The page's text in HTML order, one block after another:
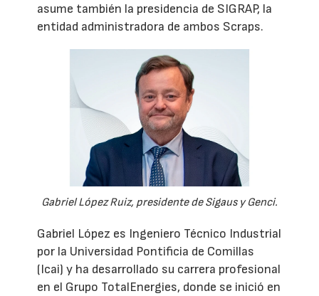
asume también la presidencia de SIGRAP, la
entidad administradora de ambos Scraps.
Gabriel López Ruiz, presidente de Sigaus y Genci.
Gabriel López es Ingeniero Técnico Industrial
por la Universidad Pontificia de Comillas
(Icai) y ha desarrollado su carrera profesional
en el Grupo TotalEnergies, donde se inició en